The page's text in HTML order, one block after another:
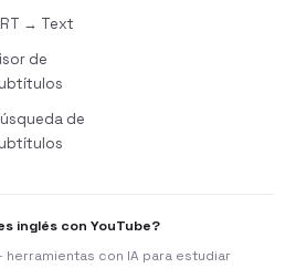
→ Text
de
de
inglés con YouTube?
herramientas con IA para estudiar